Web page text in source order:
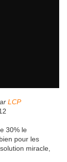
LCP
30% le
pour les
miracle,